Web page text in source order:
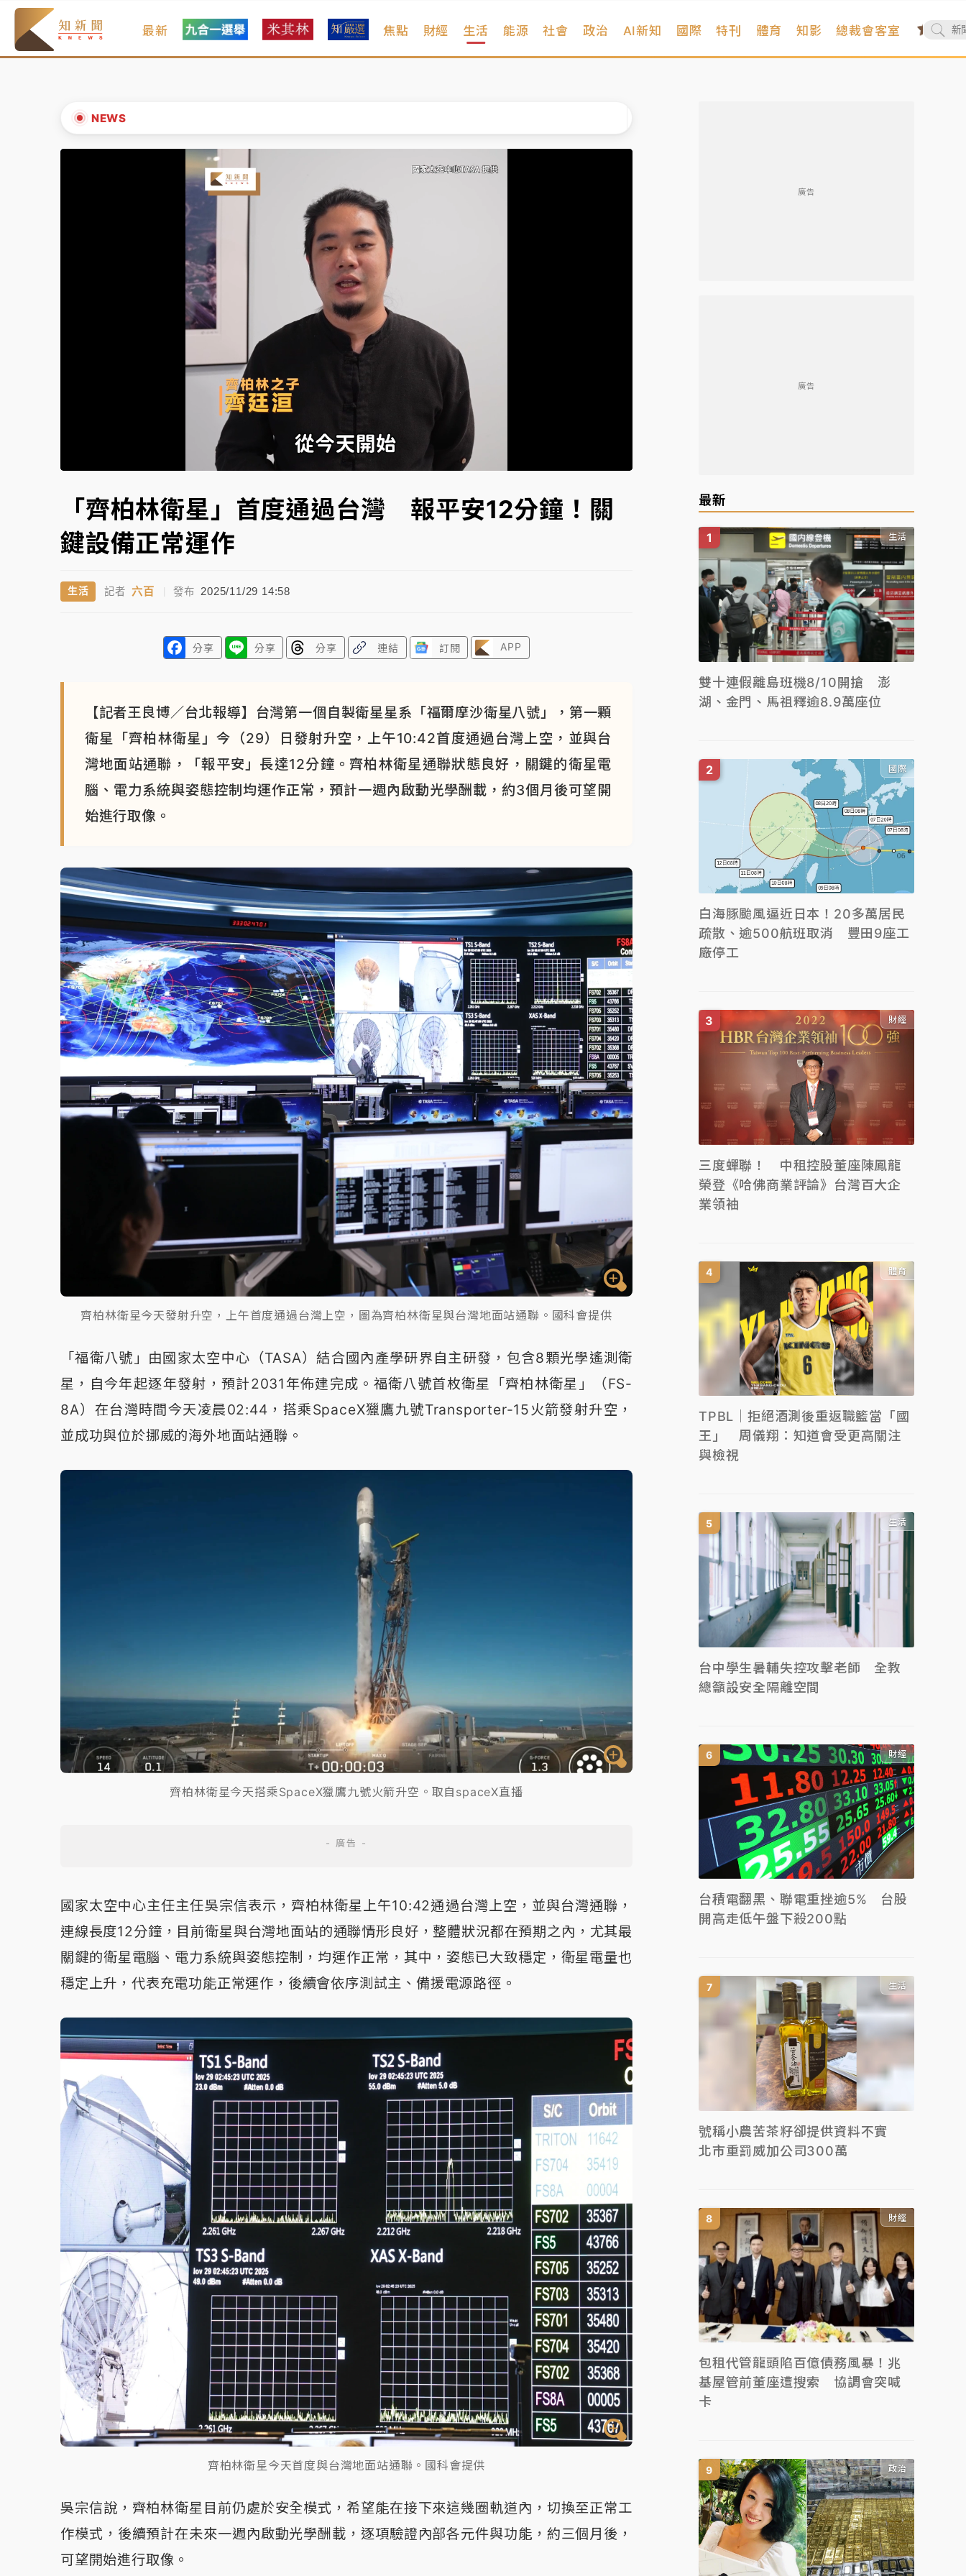
最新 焦點 財經 生活 能源 社會 政治 AI新知 國際 特刊 體育 知影 總裁會客室
NEWS
中信慈善基金會想增加董事人數！辜仲諒向法院聲請遭駁 理由曝光
故宮《龍藏經》特展第2檔！今線上預約開賣一度塞車 周六起展出延長至晚上7時
台東農業處長涉圖利渡假村！東檢抗告成功 今重開羈押庭
父親節泡湯了！中颱白海豚雨彈轟3天 「紅到發紫」降雨熱區曝
女律師陳昱瑄詐慈濟10億！黃金158kg遭查扣畫面曝光
暑假過三周才推「E宿新北打卡趣」！抽獎程序複雜 觀旅局回應了
中信慈善基金會想增加董事人數！辜仲諒向法院聲請遭駁 理由曝光
故宮《龍藏經》特展第2檔！今線上預約開賣一度塞車 周六起展出延長至晚上7時
台東農業處長涉圖利渡假村！東檢抗告成功 今重開羈押庭
父親節泡湯了！中颱白海豚雨彈轟3天 「紅到發紫」降雨熱區曝
87.18%
「齊柏林衛星」首度通過台灣 報平安12分鐘！關
鍵設備正常運作
生活 記者 六百 發布 2025/11/29 14:58
分享 分享 分享 連結 訂閱 APP
【記者王良博／台北報導】台灣第一個自製衛星星系「福爾摩沙衛星八號」，第一顆
衛星「齊柏林衛星」今（29）日發射升空，上午10:42首度通過台灣上空，並與台
灣地面站通聯，「報平安」長達12分鐘。齊柏林衛星通聯狀態良好，關鍵的衛星電
腦、電力系統與姿態控制均運作正常，預計一週內啟動光學酬載，約3個月後可望開
始進行取像。
齊柏林衛星今天發射升空，上午首度通過台灣上空，圖為齊柏林衛星與台灣地面站通聯。國科會提供
「福衛八號」由國家太空中心（TASA）結合國內產學研界自主研發，包含8顆光學遙測衛
星，自今年起逐年發射，預計2031年佈建完成。福衛八號首枚衛星「齊柏林衛星」（FS-
8A）在台灣時間今天凌晨02:44，搭乘SpaceX獵鷹九號Transporter-15火箭發射升空，
並成功與位於挪威的海外地面站通聯。
齊柏林衛星今天搭乘SpaceX獵鷹九號火箭升空。取自spaceX直播
國家太空中心主任主任吳宗信表示，齊柏林衛星上午10:42通過台灣上空，並與台灣通聯，
連線長度12分鐘，目前衛星與台灣地面站的通聯情形良好，整體狀況都在預期之內，尤其最
關鍵的衛星電腦、電力系統與姿態控制，均運作正常，其中，姿態已大致穩定，衛星電量也
穩定上升，代表充電功能正常運作，後續會依序測試主、備援電源路徑。
齊柏林衛星今天首度與台灣地面站通聯。國科會提供
吳宗信說，齊柏林衛星目前仍處於安全模式，希望能在接下來這幾圈軌道內，切換至正常工
作模式，後續預計在未來一週內啟動光學酬載，逐項驗證內部各元件與功能，約三個月後，
可望開始進行取像。
廣告
廣告
最新
生活
雙十連假離島班機8/10開搶 澎
湖、金門、馬祖釋逾8.9萬座位
國際
白海豚颱風逼近日本！20多萬居民
疏散、逾500航班取消 豐田9座工
廠停工
財經
三度蟬聯！ 中租控股董座陳鳳龍
榮登《哈佛商業評論》台灣百大企
業領袖
體育
TPBL｜拒絕酒測後重返職籃當「國
王」 周儀翔：知道會受更高關注
與檢視
生活
台中學生暑輔失控攻擊老師 全教
總籲設安全隔離空間
財經
台積電翻黑、聯電重挫逾5% 台股
開高走低午盤下殺200點
生活
號稱小農苦茶籽卻提供資料不實
北市重罰威加公司300萬
財經
包租代管龍頭陷百億債務風暴！兆
基屋管前董座遭搜索 協調會突喊
卡
政治